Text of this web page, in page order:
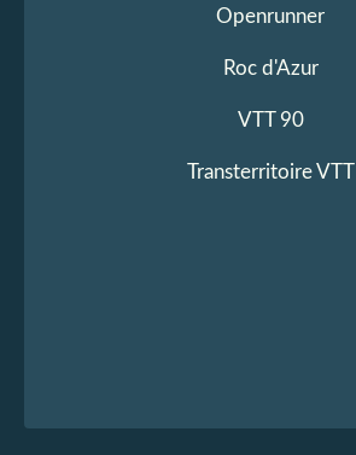
Openrunner
Roc d'Azur
VTT 90
Transterritoire VTT